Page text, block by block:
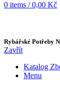
0 items / 0,00 Kč
Rybářské Potřeby
Zavřít
Katalog
Menu